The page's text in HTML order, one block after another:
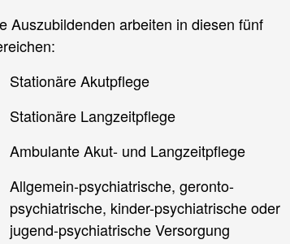
Auszubildenden arbeiten in diesen fünf
Stationäre Akutpflege
Stationäre Langzeitpflege
Ambulante Akut- und Langzeitpflege
Allgemein-psychiatrische, geronto-
psychiatrische, kinder-psychiatrische oder
jugend-psychiatrische Versorgung